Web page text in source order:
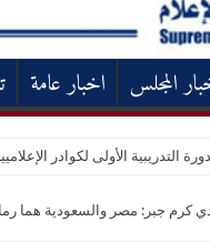
المجلس اخبار عامة
التدريبية الأولى لكوادر
كرم جبر: مصر والسعودية هما